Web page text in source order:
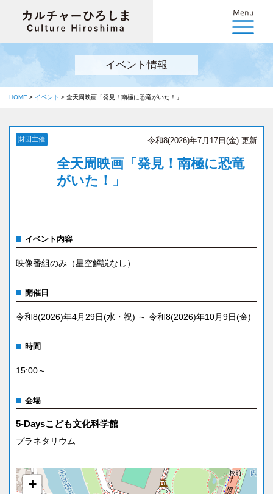
イベント情報
HOME > イベント > 全天周映画「発見！南極に恐竜がいた！」
令和8(2026)年7月17日(金) 更新
財団主催
全天周映画「発見！南極に恐竜
がいた！」
イベント内容
映像番組のみ（星空解説なし）
開催日
令和8(2026)年4月29日(水・祝) ～ 令和8(2026)年10月9日(金)
時間
15:00～
会場
5-Daysこども文化科学館
プラネタリウム
+